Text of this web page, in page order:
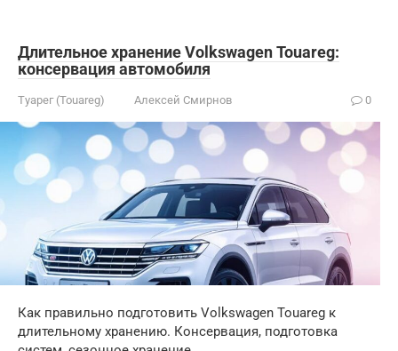
Длительное хранение Volkswagen Touareg:
консервация автомобиля
Туарег (Touareg) Алексей Смирнов 0
Как правильно подготовить Volkswagen Touareg к
длительному хранению. Консервация, подготовка